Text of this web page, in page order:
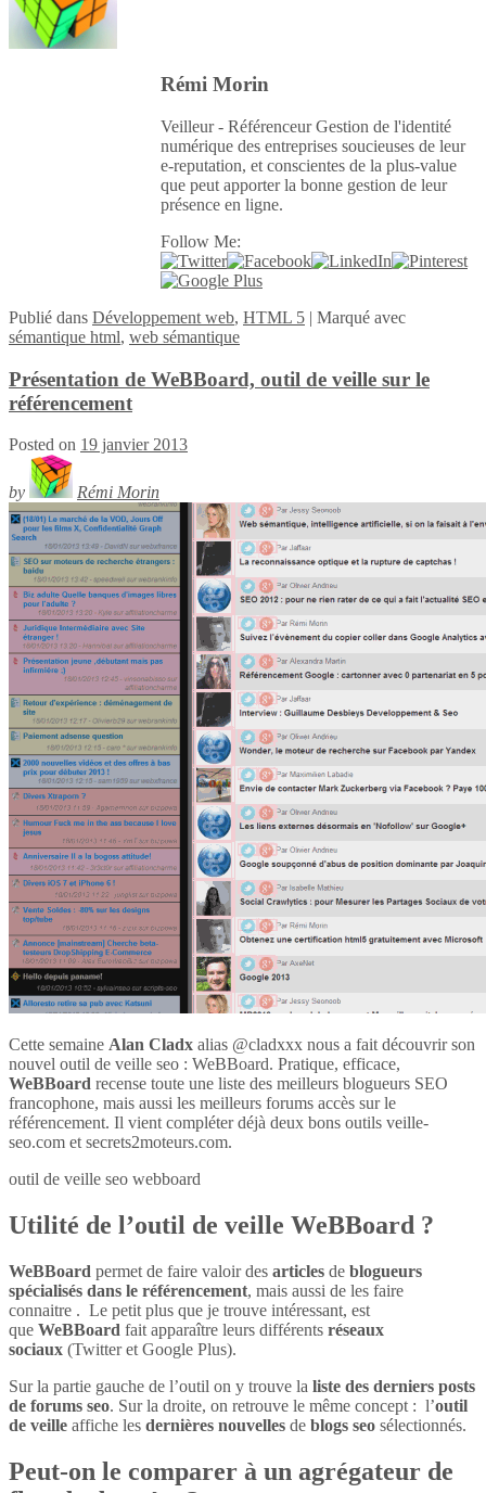
Rémi Morin
Veilleur - Référenceur Gestion de l'identité
numérique des entreprises soucieuses de leur
e-reputation, et conscientes de la plus-value
que peut apporter la bonne gestion de leur
présence en ligne.
Follow Me:
Publié dans Développement web, HTML 5 | Marqué avec
sémantique html, web sémantique
Présentation de WeBBoard, outil de veille sur le
référencement
Posted on 19 janvier 2013
by Rémi Morin
Cette semaine Alan Cladx alias @cladxxx nous a fait découvrir son
nouvel outil de veille seo : WeBBoard. Pratique, efficace,
WeBBoard recense toute une liste des meilleurs blogueurs SEO
francophone, mais aussi les meilleurs forums accès sur le
référencement. Il vient compléter déjà deux bons outils veille-
seo.com et secrets2moteurs.com.
outil de veille seo webboard
Utilité de l’outil de veille WeBBoard ?
WeBBoard permet de faire valoir des articles de blogueurs
spécialisés dans le référencement, mais aussi de les faire
connaitre . Le petit plus que je trouve intéressant, est
que WeBBoard fait apparaître leurs différents réseaux
sociaux (Twitter et Google Plus).
Sur la partie gauche de l’outil on y trouve la liste des derniers posts
de forums seo. Sur la droite, on retrouve le même concept : l’outil
de veille affiche les dernières nouvelles de blogs seo sélectionnés.
Peut-on le comparer à un agrégateur de